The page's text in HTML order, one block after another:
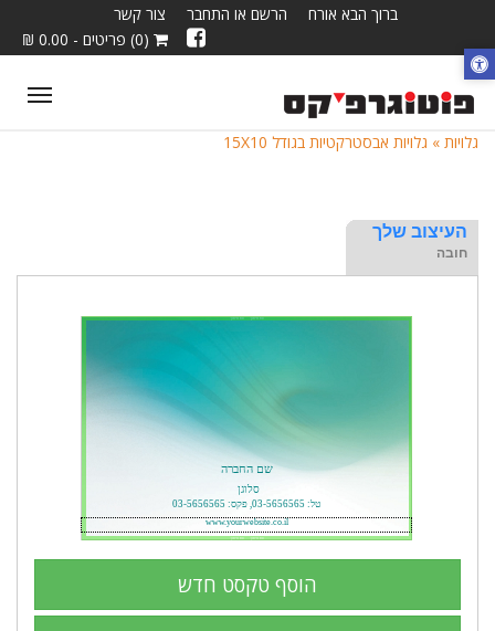
ברוך הבא אורח הרשם או התחבר
צור קשר
(0) פריטים - 0.00 ₪
גלויות » גלויות אבסטרקטיות בגודל 15X10
העיצוב שלך
חובה